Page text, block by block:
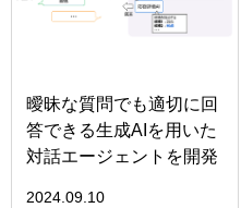
曖昧な質問でも適切に回
答できる生成AIを用いた
対話エージェントを開発
2024.09.10